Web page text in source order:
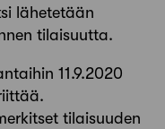
lähetetään
tilaisuutta.
11.9.2020
tilaisuuden